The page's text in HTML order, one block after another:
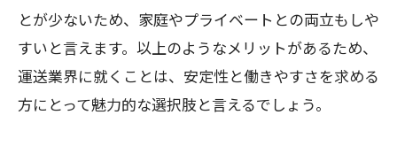
とが少ないため、家庭やプライベートとの両立もしや
すいと言えます。以上のようなメリットがあるため、
運送業界に就くことは、安定性と働きやすさを求める
方にとって魅力的な選択肢と言えるでしょう。